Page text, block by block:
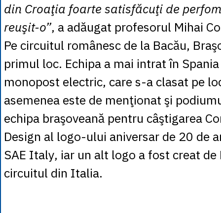
din Croaţia foarte satisfăcuţi de
reuşit-o”, a adăugat profesorul Mihai
Pe circuitul românesc de la Bacău,
primul loc. Echipa a mai intrat în
monopost electric, care s-a clasat pe
asemenea este de menţionat şi
echipa braşoveană pentru câştigarea
Design al logo-ului aniversar de 20 de
SAE Italy, iar un alt logo a fost creat de
circuitul din Italia.